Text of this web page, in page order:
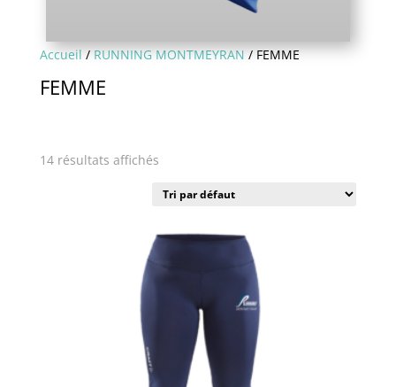
Accueil/RUNNING MONTMEYRAN/ FEMME
FEMME
14 résultats affichés